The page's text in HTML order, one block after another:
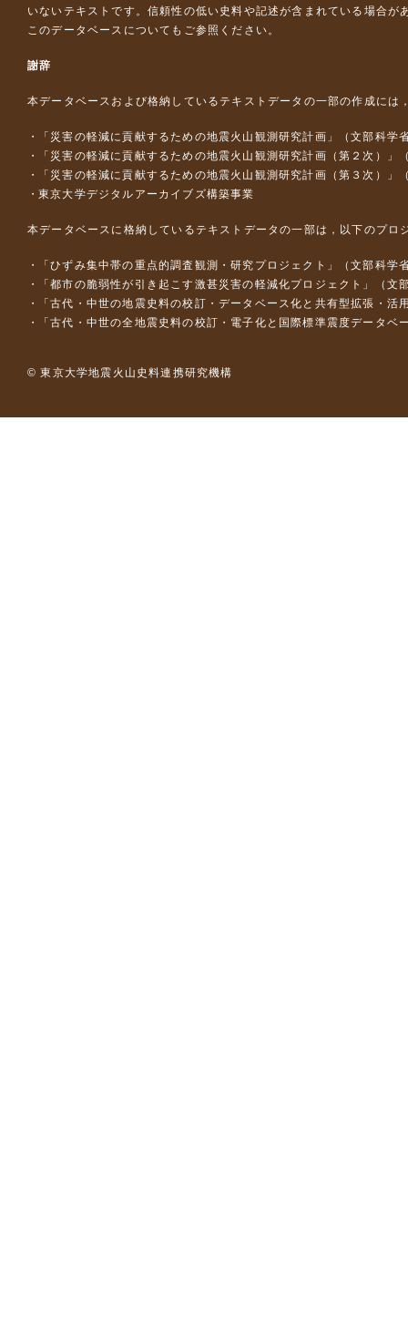
いないテキストです。信頼性の低い史料や記述が含まれている場合が
このデータベースについて もご参照ください。
謝辞
本データベースおよび格納しているテキストデータの一部の作成には
「災害の軽減に貢献するための地震火山観測研究計画」（文部科学
「災害の軽減に貢献するための地震火山観測研究計画（第２次）」
「災害の軽減に貢献するための地震火山観測研究計画（第３次）」
東京大学デジタルアーカイブズ構築事業
本データベースに格納しているテキストデータの一部は，以下のプロ
「ひずみ集中帯の重点的調査観測・研究プロジェクト」（文部科
「都市の脆弱性が引き起こす激甚災害の軽減化プロジェクト」（
「古代・中世の地震史料の校訂・データベース化と共有型拡張・
「古代・中世の全地震史料の校訂・電子化と国際標準震度データ
© 東京大学地震火山史料連携研究機構